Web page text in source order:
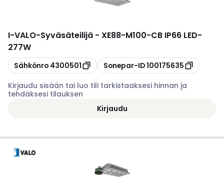
I-VALO-Syväsäteilijä - XE88-M100-CB IP66 LED-
277W
Kopioi
Sähkönro 4300501 Kopioi
Sonepar-ID100175635
Kirjaudu sisään tai luo tili tarkistaaksesi hinnan ja
tehdäksesi tilauksen
Kirjaudu